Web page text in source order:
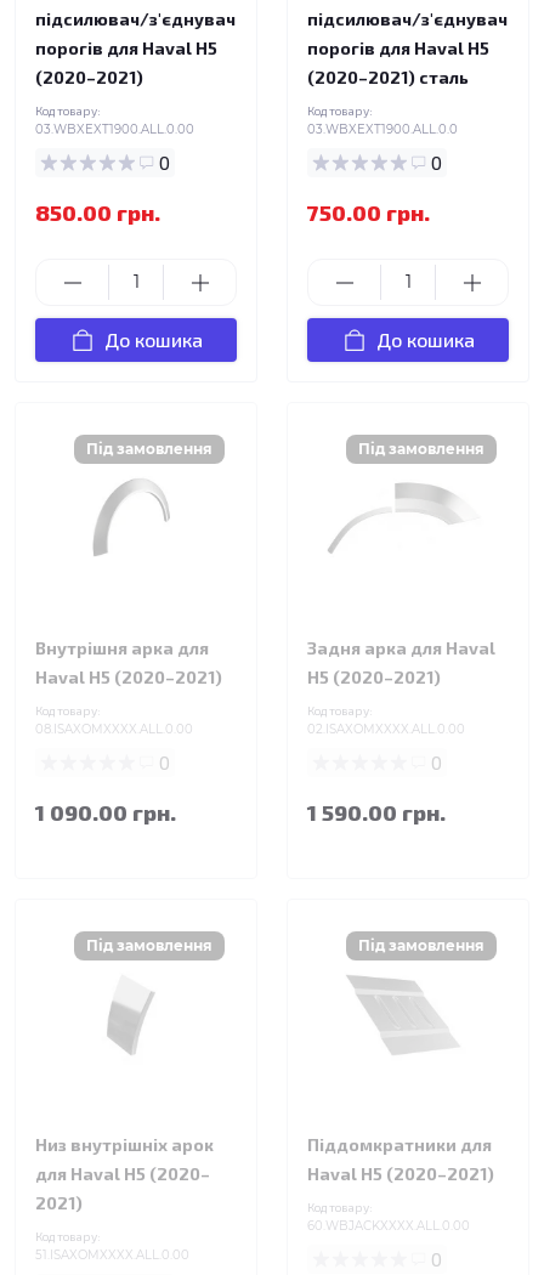
підсилювач/з'єднувач
порогів для Haval H5
(2020–2021)
Код товару:
03.WBXEXT1900.ALL.0.00
0
850.00 грн.
До кошика
підсилювач/з'єднувач
порогів для Haval H5
(2020–2021) сталь
Код товару:
03.WBXEXT1900.ALL.0.0
0
750.00 грн.
До кошика
Внутрішня арка для
Haval H5 (2020–2021)
Код товару:
08.ISAXOMXXXX.ALL.0.00
0
1 090.00 грн.
Задня арка для Haval
H5 (2020–2021)
Код товару:
02.ISAXOMXXXX.ALL.0.00
0
1 590.00 грн.
Низ внутрішніх арок
для Haval H5 (2020–
2021)
Код товару:
51.ISAXOMXXXX.ALL.0.00
Піддомкратники для
Haval H5 (2020–2021)
Код товару:
60.WBJACKXXXX.ALL.0.00
0